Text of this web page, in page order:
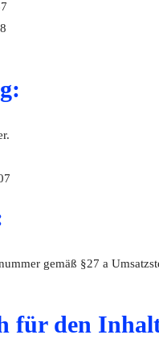
gemäß §27 a
für den